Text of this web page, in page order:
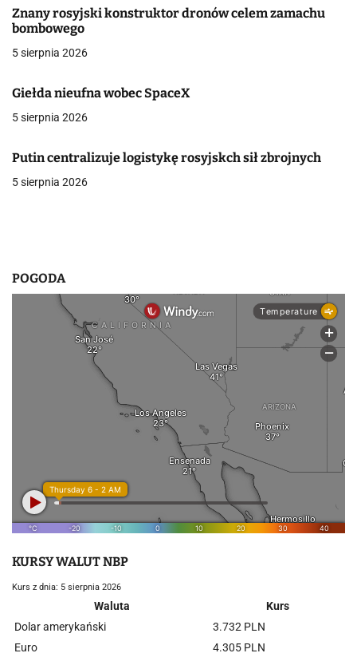
a
c
j
a
w
p
u
Znany rosyjski konstruktor dronów celem zamachu
bombowego
5 sierpnia 2026
Giełda nieufna wobec SpaceX
5 sierpnia 2026
Putin centralizuje logistykę rosyjskch sił zbrojnych
5 sierpnia 2026
POGODA
KURSY WALUT NBP
Kurs z dnia: 5 sierpnia 2026
Waluta
Kurs
Dolar amerykański
3.732 PLN
Euro
4.305 PLN